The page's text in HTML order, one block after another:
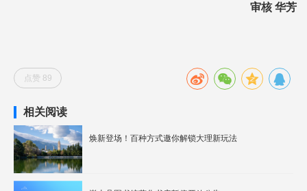
审核 华芳
点赞 89
相关阅读
焕新登场！百种方式邀你解锁大理新玩法